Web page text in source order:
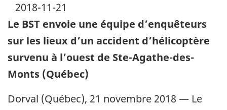
2018-11-21
Le BST envoie une équipe d’enquêteurs
sur les lieux d’un accident d’hélicoptère
survenu à l’ouest de Ste-Agathe-des-
Monts (Québec)
Dorval (Québec), 21 novembre 2018 — Le